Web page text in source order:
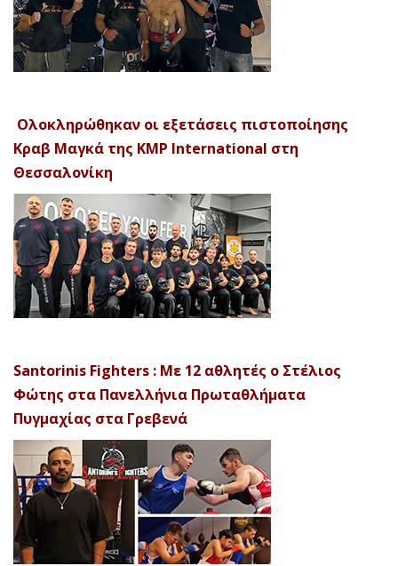
Ολοκληρώθηκαν οι εξετάσεις πιστοποίησης
Κραβ Μαγκά της KMP International στη
Θεσσαλονίκη
Santorinis Fighters : Με 12 αθλητές ο Στέλιος
Φώτης στα Πανελλήνια Πρωταθλήματα
Πυγμαχίας στα Γρεβενά